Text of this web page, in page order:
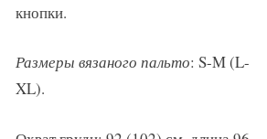
кнопки.
Размеры вязаного пальто: S-M (L-
XL).